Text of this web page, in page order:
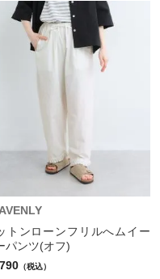
トンローンフリルへムイー
パンツ(オフ)
（税込）